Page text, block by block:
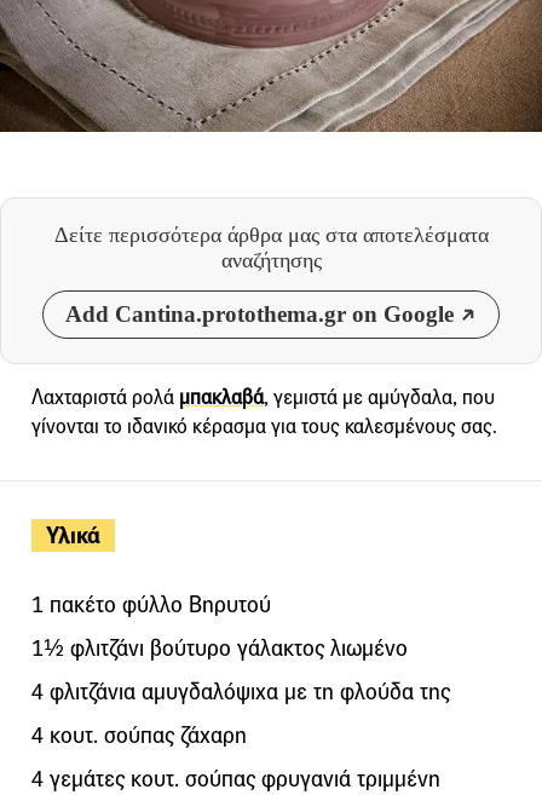
Δείτε περισσότερα άρθρα μας στα αποτελέσματα
αναζήτησης
Add Cantina.protothema.gr on Google
Υλικά
1 πακέτο φύλλο Βηρυτού
1½ φλιτζάνι βούτυρο γάλακτος λιωμένο
4 φλιτζάνια αμυγδαλόψιχα με τη φλούδα της
4 κουτ. σούπας ζάχαρη
4 γεμάτες κουτ. σούπας φρυγανιά τριμμένη
Λαχταριστά ρολά μπακλαβά, γεμιστά με αμύγδαλα, που
γίνονται το ιδανικό κέρασμα για τους καλεσμένους σας.